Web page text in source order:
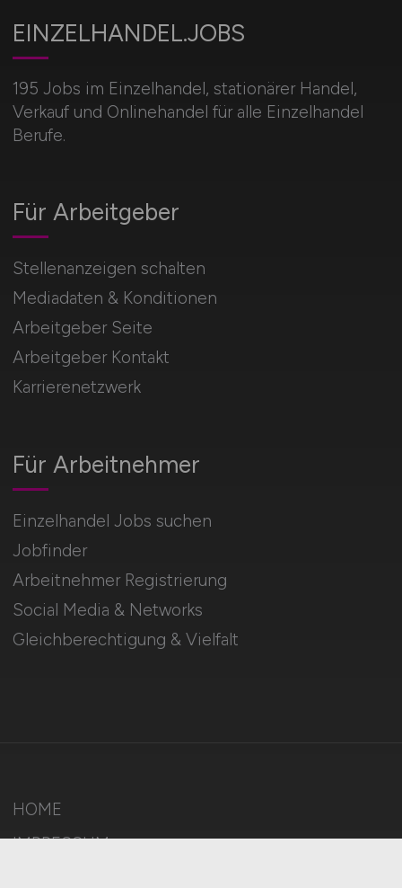
EINZELHANDEL.JOBS
195 Jobs im Einzelhandel, stationärer Handel,
Verkauf und Onlinehandel für alle Einzelhandel
Berufe.
Für Arbeitnehmer
Einzelhandel Jobs suchen
Jobfinder
Arbeitnehmer Registrierung
Social Media & Networks
Gleichberechtigung & Vielfalt
Für Arbeitgeber
Stellenanzeigen schalten
Mediadaten & Konditionen
Arbeitgeber Seite
Arbeitgeber Kontakt
Karrierenetzwerk
HOME
IMPRESSUM